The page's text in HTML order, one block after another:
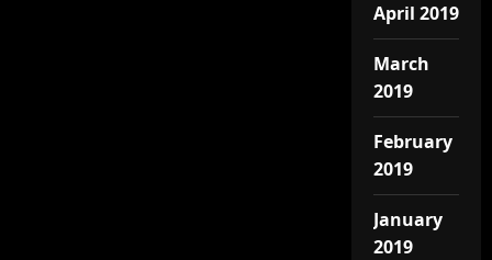
April 2019
March
2019
February
2019
January
2019